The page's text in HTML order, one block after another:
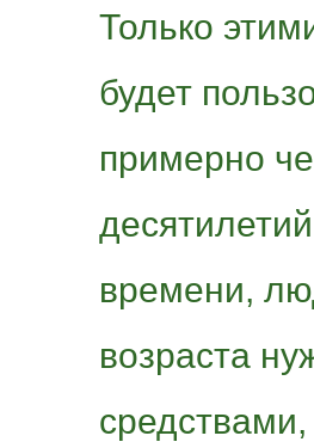
Только
будет
примерно
времени,
возраста